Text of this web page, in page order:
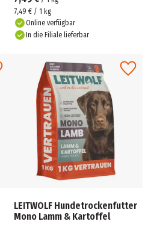
7,49 € / 1 kg
Online verfügbar
In die Filiale lieferbar
LEITWOLF Hundetrockenfutter
Mono Lamm & Kartoffel